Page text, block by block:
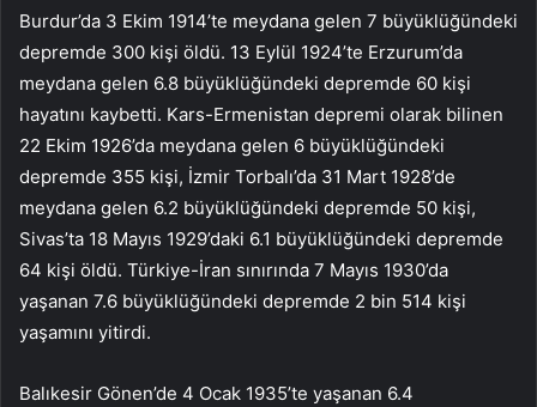
Burdur’da 3 Ekim 1914’te meydana gelen 7 büyüklüğündeki
depremde 300 kişi öldü. 13 Eylül 1924’te Erzurum’da
meydana gelen 6.8 büyüklüğündeki depremde 60 kişi
hayatını kaybetti. Kars-Ermenistan depremi olarak bilinen
22 Ekim 1926’da meydana gelen 6 büyüklüğündeki
depremde 355 kişi, İzmir Torbalı’da 31 Mart 1928’de
meydana gelen 6.2 büyüklüğündeki depremde 50 kişi,
Sivas’ta 18 Mayıs 1929’daki 6.1 büyüklüğündeki depremde
64 kişi öldü. Türkiye-İran sınırında 7 Mayıs 1930’da
yaşanan 7.6 büyüklüğündeki depremde 2 bin 514 kişi
yaşamını yitirdi.
Balıkesir Gönen’de 4 Ocak 1935’te yaşanan 6.4